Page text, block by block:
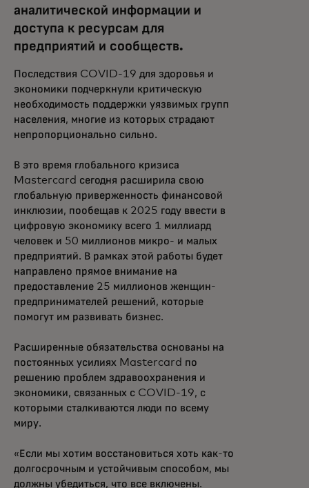
аналитической информации и
доступа к ресурсам для
предприятий и сообществ.
Последствия COVID-19 для здоровья и
экономики подчеркнули критическую
необходимость поддержки уязвимых групп
населения, многие из которых страдают
непропорционально сильно.
В это время глобального кризиса
Mastercard сегодня расширила свою
глобальную приверженность финансовой
инклюзии, пообещав к 2025 году ввести в
цифровую экономику всего 1 миллиард
человек и 50 миллионов микро- и малых
предприятий. В рамках этой работы будет
направлено прямое внимание на
предоставление 25 миллионов женщин-
предпринимателей решений, которые
помогут им развивать бизнес.
Расширенные обязательства основаны на
постоянных усилиях Mastercard по
решению проблем здравоохранения и
экономики, связанных с COVID-19, с
которыми сталкиваются люди по всему
миру.
«Если мы хотим восстановиться хоть как-то
долгосрочным и устойчивым способом, мы
должны убедиться, что все включены.